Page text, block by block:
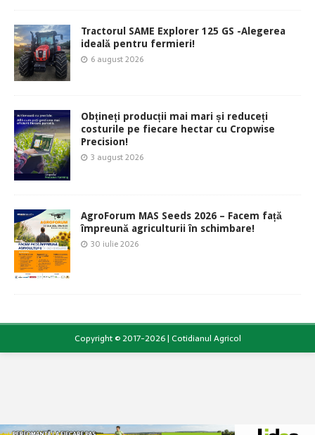
Tractorul SAME Explorer 125 GS -Alegerea
ideală pentru fermieri!
6 august 2026
Obțineți producții mai mari și reduceți
costurile pe fiecare hectar cu Cropwise
Precision!
3 august 2026
AgroForum MAS Seeds 2026 – Facem față
împreună agriculturii în schimbare!
30 iulie 2026
Copyright © 2017-2026 | Cotidianul Agricol